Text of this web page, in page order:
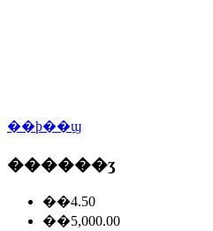
��ϸ��ϣ
������ʒ
��4.50
��5,000.00